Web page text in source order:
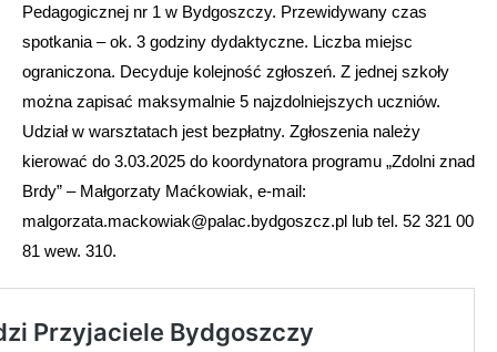
Pedagogicznej nr 1 w Bydgoszczy. Przewidywany czas
spotkania – ok. 3 godziny dydaktyczne. Liczba miejsc
ograniczona. Decyduje kolejność zgłoszeń. Z jednej szkoły
można zapisać maksymalnie 5 najzdolniejszych uczniów.
Udział w warsztatach jest bezpłatny. Zgłoszenia należy
kierować do 3.03.2025 do koordynatora programu „Zdolni znad
Brdy” – Małgorzaty Maćkowiak, e-mail:
malgorzata.mackowiak@palac.bydgoszcz.pl lub tel. 52 321 00
81 wew. 310.